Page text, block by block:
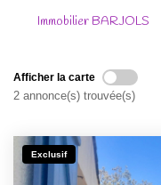
Immobilier BARJOLS
Afficher la carte
2 annonce(s) trouvée(s)
Exclusif